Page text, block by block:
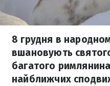
8 грудня в
вшановують
багатого
найближчих